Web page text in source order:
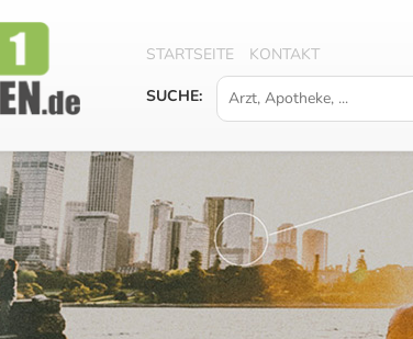
STARTSEITE
KONTAKT
SUCHE: